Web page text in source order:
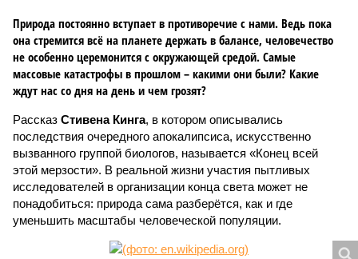
Природа постоянно вступает в противоречие с нами. Ведь пока
она стремится всё на планете держать в балансе, человечество
не особенно церемонится с окружающей средой. Самые
массовые катастрофы в прошлом – какими они были? Какие
ждут нас со дня на день и чем грозят?
Рассказ Стивена Кинга, в котором описывались
последствия очередного апокалипсиса, искусственно
вызванного группой биологов, называется «Конец всей
этой мерзости». В реальной жизни участия пытливых
исследователей в организации конца света может не
понадобиться: природа сама разберётся, как и где
уменьшить масштабы человеческой популяции.